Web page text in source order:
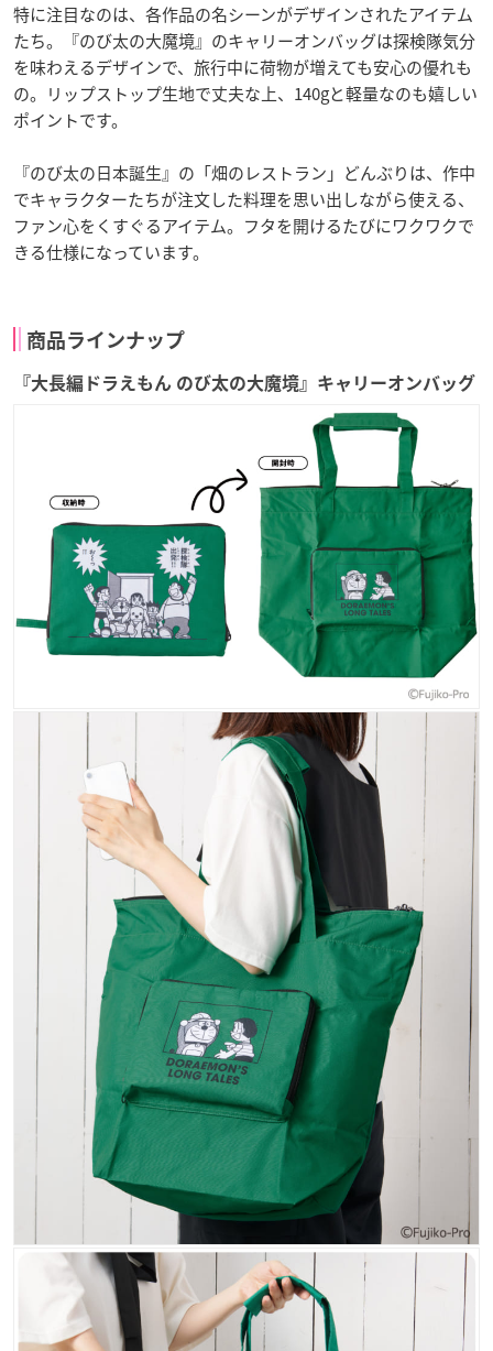
特に注目なのは、各作品の名シーンがデザインされたアイテム
たち。『のび太の大魔境』のキャリーオンバッグは探検隊気分
を味わえるデザインで、旅行中に荷物が増えても安心の優れも
の。リップストップ生地で丈夫な上、140gと軽量なのも嬉しい
ポイントです。
『のび太の日本誕生』の「畑のレストラン」どんぶりは、作中
でキャラクターたちが注文した料理を思い出しながら使える、
ファン心をくすぐるアイテム。フタを開けるたびにワクワクで
きる仕様になっています。
商品ラインナップ
『大長編ドラえもん のび太の大魔境』キャリーオンバッグ